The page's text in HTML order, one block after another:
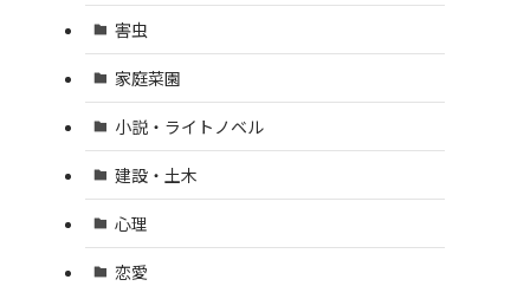
害虫
家庭菜園
小説・ライトノベル
建設・土木
心理
恋愛